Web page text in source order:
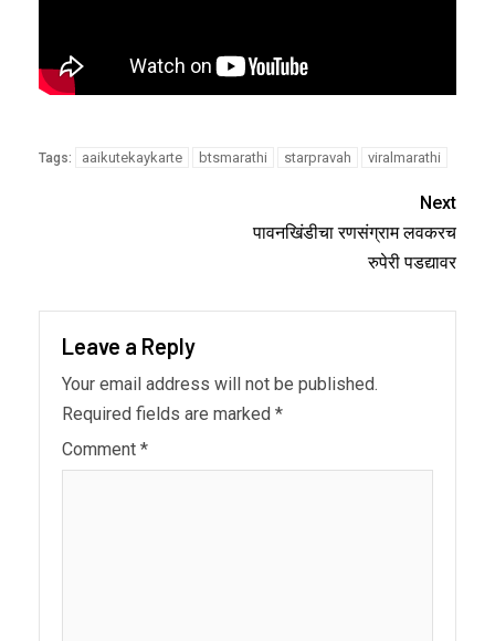
Tags: aaikutekaykarte btsmarathi starpravah viralmarathi
Next
पावनखिंडीचा रणसंग्राम लवकरच
रुपेरी पडद्यावर
Leave a Reply
Your email address will not be published.
Required fields are marked *
Comment *